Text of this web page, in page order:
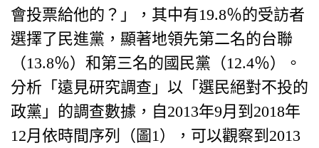
會投票給他的？」，其中有19.8％的受訪者
選擇了民進黨，顯著地領先第二名的台聯
（13.8％）和第三名的國民黨（12.4％）。
分析「遠見研究調查」以「選民絕對不投的
政黨」的調查數據，自2013年9月到2018年
12月依時間序列（圖1），可以觀察到2013